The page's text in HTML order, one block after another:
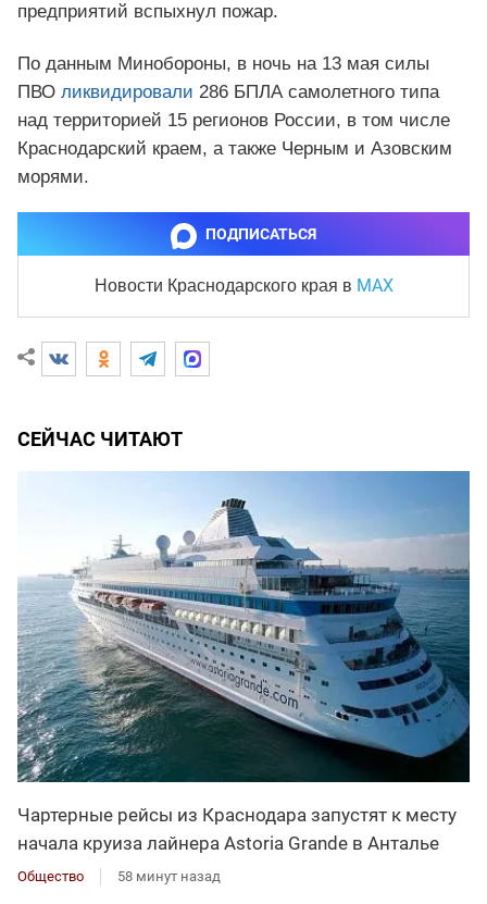
предприятий вспыхнул пожар.
По данным Минобороны, в ночь на 13 мая силы
ПВО ликвидировали 286 БПЛА самолетного типа
над территорией 15 регионов России, в том числе
Краснодарский краем, а также Черным и Азовским
морями.
ПОДПИСАТЬСЯ
Новости Краснодарского края в MAX
СЕЙЧАС ЧИТАЮТ
Чартерные рейсы из Краснодара запустят к месту
начала круиза лайнера Astoria Grande в Анталье
Общество 58 минут назад